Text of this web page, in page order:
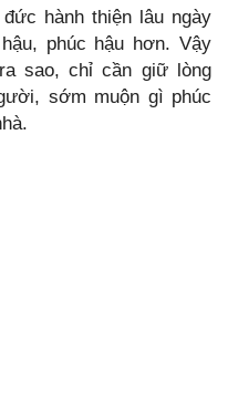
hành thiện lâu ngày
phúc hậu hơn. Vậy
sao, chỉ cần giữ lòng
sớm muộn gì phúc